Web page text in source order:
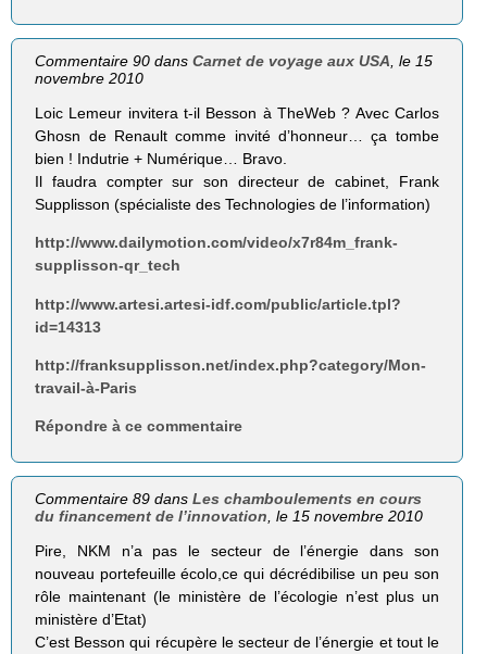
Commentaire 90 dansCarnet de voyage aux USA, le 15
novembre 2010
Loic Lemeur invitera t-il Besson à TheWeb ? Avec Carlos
Ghosn de Renault comme invité d’honneur… ça tombe
bien ! Indutrie + Numérique… Bravo.
Il faudra compter sur son directeur de cabinet, Frank
Supplisson (spécialiste des Technologies de l’information)
http://www.dailymotion.com/video/x7r84m_frank-
supplisson-qr_tech
http://www.artesi.artesi-idf.com/public/article.tpl?
id=14313
http://franksupplisson.net/index.php?category/Mon-
travail-à-Paris
Répondre à ce commentaire
Commentaire 89 dansLes chamboulements en cours
du financement de l’innovation , le 15 novembre 2010
Pire, NKM n’a pas le secteur de l’énergie dans son
nouveau portefeuille écolo,ce qui décrédibilise un peu son
rôle maintenant (le ministère de l’écologie n’est plus un
ministère d’Etat)
C’est Besson qui récupère le secteur de l’énergie et tout le